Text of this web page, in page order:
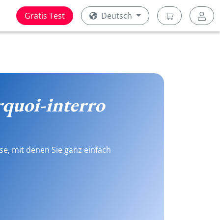
Gratis Test Deutsch
interro
mit denen Sie ganz einfach